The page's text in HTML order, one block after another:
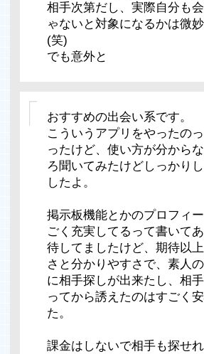
相手次第だし、実際自分も
ゃないと対象になるかは微
(笑)
でも意外と
おすすめの出会い系です。
こういうアプリをやったの
ったけど、使い方が分から
ろ聞いてみたけどしっかり
したよ。
掲示板機能とかのプロフィ
ごく充実してるって書いて
待してましたけど、期待以
さと分かりやすさで、素人
に相手探しが出来たし、相
ってから誘えたのはすごく
た。
課金はしないで相手も探せ